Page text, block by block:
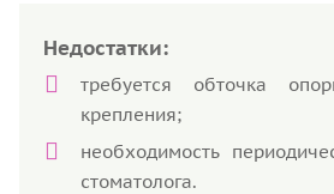
Недостатки:
требуется обточка
крепления;
необходимость
стоматолога.